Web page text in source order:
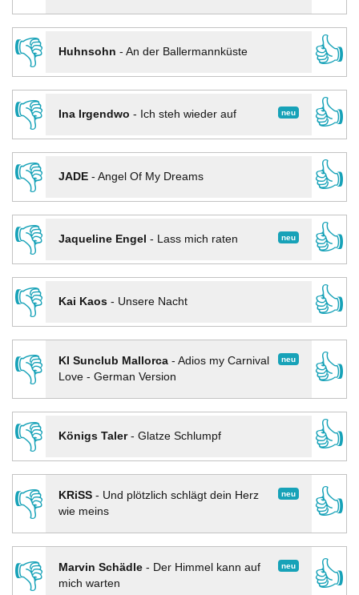
👎
Huhnsohn - An der Ballermannküste
👍
👎
neu
Ina Irgendwo - Ich steh wieder auf
👍
👎
JADE- Angel Of My Dreams
👍
👎
neu
Jaqueline Engel - Lass mich raten
👍
👎
Kai Kaos- Unsere Nacht
👍
👎
neu
KI Sunclub Mallorca- Adios my Carnival
Love - German Version
👍
👎
Königs Taler- Glatze Schlumpf
👍
👎
neu
KRiSS- Und plötzlich schlägt dein Herz
wie meins
👍
👎 neu
Marvin Schädle- Der Himmel kann auf
mich warten
👍